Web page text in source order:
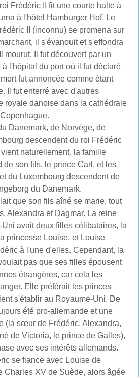
Frédéric II fit une courte halte à
à l'hôtel Hamburger Hof. Le
II (inconnu) se promena sur
il s'évanouit et s'effondra
mourut. Il fut découvert par un
l'hôpital du port où il fut déclaré
fut annoncée comme étant
Il fut enterré avec d'autres
royale danoise dans la cathédrale
Danemark, de Norvège, de
descendent du roi Frédéric
naturellement, la famille
de son fils, le prince Carl, et les
du Luxembourg descendent de
du Danemark.
que son fils aîné se marie, tout
Alexandra et Dagmar. La reine
avait deux filles célibataires, la
princesse Louise, et Louise
à l'une d'elles. Cependant, la
pas que ses filles épousent
étrangères, car cela les
Elle préférait les princes
s'établir au Royaume-Uni. De
été pro-allemande et une
(la sœur de Frédéric, Alexandra,
de Victoria, le prince de Galles),
avec ses intérêts allemands.
se fiance avec Louise de
Charles XV de Suède, alors âgée